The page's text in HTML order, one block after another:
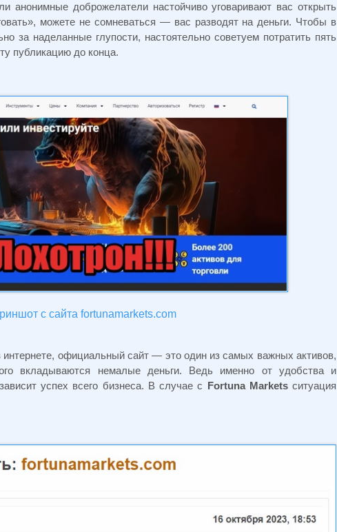
анонимные доброжелатели настойчиво уговаривают вас открыть
можете не сомневаться — вас разводят на деньги. Чтобы в
за наделанные глупости, настоятельно советуем потратить пять
публикацию до конца.
с сайта fortunamarkets.com
официальный сайт — это один из самых важных активов,
вкладываются немалые деньги. Ведь именно от удобства и
успех всего бизнеса. В случае с Fortuna Marketsситуация